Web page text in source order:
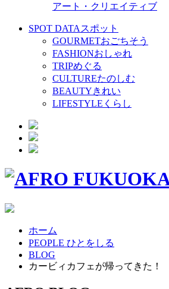
アート・クリエイティブ
SPOT DATA スポット
GOURMETおごちそう
FASHIONおしゃれ
TRIPめぐる
CULTUREたのしむ
BEAUTYきれい
LIFESTYLE くらし
ホーム
PEOPLE ひとをしる
BLOG
カービィカフェが帰ってきた！